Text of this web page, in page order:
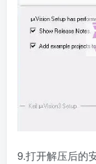
9.打开解压后的